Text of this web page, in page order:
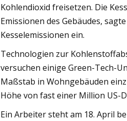
Kohlendioxid freisetzen. Die
Emissionen des Gebäudes,
Kesselemissionen ein.
Technologien zur
versuchen einige Green-Tech-
Maßstab in Wohngebäuden
Höhe von fast einer Million US-
Ein Arbeiter steht am 18. April